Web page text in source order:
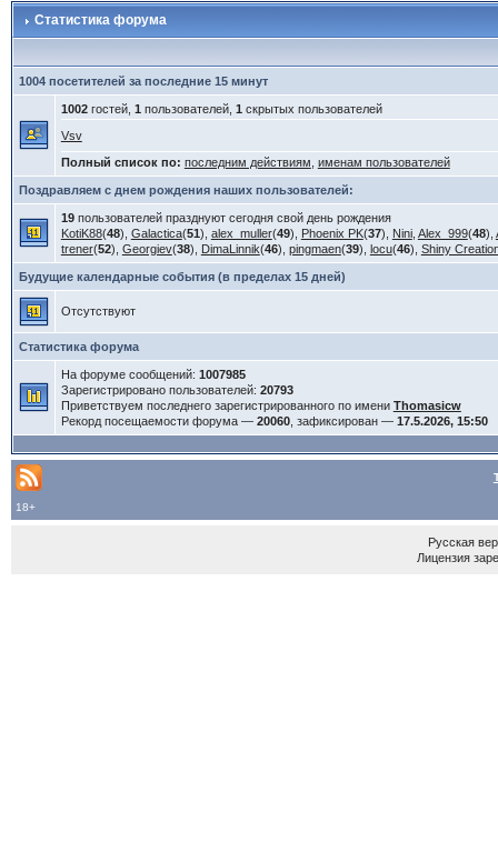
Статистика форума
1004 посетителей за последние 15 минут
1002гостей, 1 пользователей, 1 скрытых пользователей
Vsv
Полный список по: последним действиям именам пользователей
Поздравляем с днем рождения наших пользователей:
19пользователей празднуют сегодня свой день рождения
KotiK88(48), Galactica(51), alex_muller(49), Phoenix PK(37), Nini, Alex_999(48),
trener(52), Georgiev(38), DimaLinnik(46), pingmaen(39), locu(46), Shiny
Будущие календарные события (в пределах 15 дней)
Отсутствуют
Статистика форума
На форуме сообщений: 1007985
Зарегистрировано пользователей: 20793
Приветствуем последнего зарегистрированного по имени Thomasicw
Рекорд посещаемости форума — 20060, зафиксирован — 17.5.2026, 15:50
18+
Русская
Лицензия